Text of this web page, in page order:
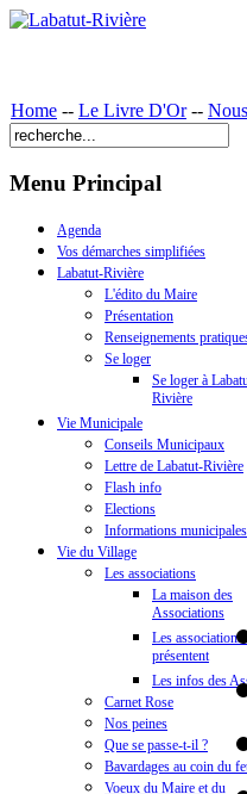
Home -- Le Livre D'Or--
Menu Principal
Agenda
Vos démarches simplifiées
Labatut-Rivière
L'édito du Maire
Présentation
Renseignements
Se loger
Se loger à
Rivière
Vie Municipale
Conseils Municipaux
Lettre de Labatut-Rivière
Flash info
Elections
Informations municipales
Vie du Village
Les associations
La maison des
Associations
Les associations
présentent
Les infos des
Carnet Rose
Nos peines
Que se passe-t-il ?
Bavardages au coin du
Voeux du Maire et du